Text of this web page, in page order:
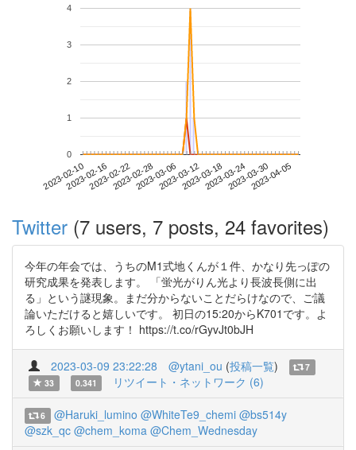
2023-02-102023-02-162023-02-222023-02-282023-03-062023-03-122023-03-182023-03-242023-03-302023-04-05
0
1
2
3
4
Twitter (7 users, 7 posts, 24 favorites)
今年の年会では、うちのM1式地くんが１件、かなり先っぽの
研究成果を発表します。 「蛍光がりん光より長波長側に出
る」という謎現象。まだ分からないことだらけなので、ご議
論いただけると嬉しいです。 初日の15:20からK701です。よ
ろしくお願いします！ https://t.co/rGyvJt0bJH
2023-03-09 23:22:28 @ytani_ou (投稿一覧)
7
33
0.341 リツイート・ネットワーク (6)
6 @Haruki_lumino @WhiteTe9_chemi @bs514y
@szk_qc @chem_koma @Chem_Wednesday